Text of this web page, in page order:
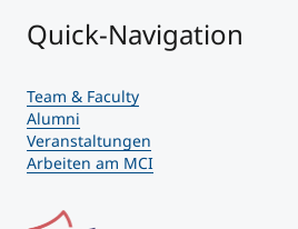
Quick-Navigation
Team & Faculty
Alumni
Veranstaltungen
Arbeiten am MCI